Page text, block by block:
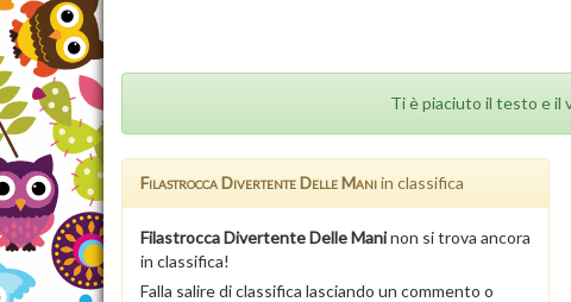
Ti è piaciuto il testo e il
Filastrocca Divertente Delle Maniin classifica
Filastrocca Divertente Delle Maninon si trova ancora
in classifica!
Falla salire di classifica lasciando un commento o